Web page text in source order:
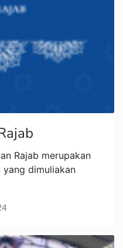
Rajab merupakan
yang dimuliakan